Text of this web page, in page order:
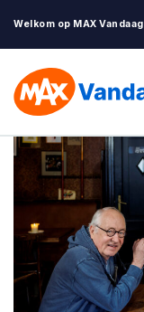
Welkom op MAX Vandaag